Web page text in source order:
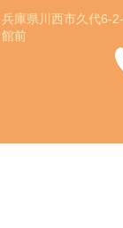
兵庫県川西市久代6-
館前